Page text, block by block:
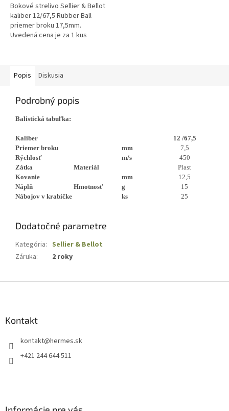
Bokové strelivo Sellier & Bellot
kaliber 12/67,5 Rubber Ball
priemer broku 17,5mm.
Uvedená cena je za 1 kus
Popis
Diskusia
Podrobný popis
Balistická tabuľka:
Kaliber
12 /67,5
Priemer broku
mm
7,5
Rýchlosť
m/s
450
Zátka
Materiál
Plast
Kovanie
mm
12,5
Náplň
Hmotnosť g
15
Nábojov v krabičke
ks 25
Dodatočné parametre
Kategória: Sellier & Bellot
Záruka: 2 roky
Kontakt
kontakt@hermes.sk
+421 244 644 511